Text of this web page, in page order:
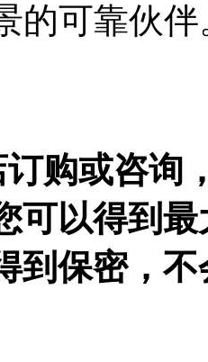
的可靠伙伴
购或咨询
可以得到
到保密，